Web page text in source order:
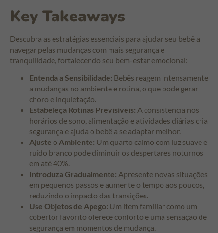
Key Takeaways
Descubra as estratégias essenciais para ajudar seu bebê a
navegar pelas mudanças com mais segurança e
tranquilidade, fortalecendo seu bem-estar emocional:
Entenda a Sensibilidade: Bebês reagem intensamente
a mudanças no ambiente e rotina, o que pode gerar
choro e inquietação.
Estabeleça Rotinas Previsíveis: A consistência nos
horários de sono, alimentação e atividades diárias cria
segurança e ajuda o bebê a se adaptar melhor.
Ajuste o Ambiente: Um quarto calmo com luz suave e
ruído branco pode diminuir os despertares noturnos
em até 40%.
Introduza Gradualmente: Apresente novas situações
em pequenos passos e aumente o tempo aos poucos,
reduzindo o impacto das transições.
Use Objetos de Apego: Um item familiar como um
cobertor favorito oferece conforto e uma sensação de
segurança em momentos de mudança.